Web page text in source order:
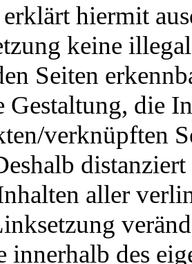
hiermit
keine
Seiten
die
verknüpften
aller
des